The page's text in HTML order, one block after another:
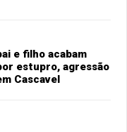
e filho acabam
estupro, agressão
Cascavel